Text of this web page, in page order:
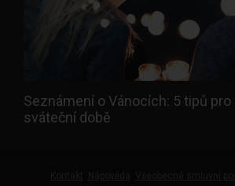
Seznámení o Vánocích: 5 tipů
sváteční době